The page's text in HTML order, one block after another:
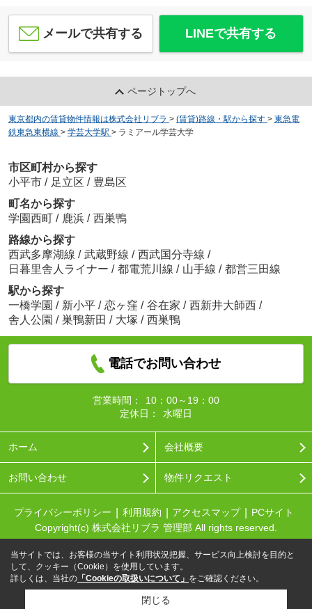
メールで共有する LINEで共有する
ページトップへ
東京都内の賃貸物件情報は株式会社リブラ > (賃貸)路線・駅から探す > 東急電
鉄東急東横線 > 学芸大学駅 > ラミアール学芸大学
市区町村から探す
小平市 / 足立区 / 豊島区
町名から探す
学園西町 / 鹿浜 / 西巣鴨
路線から探す
西武多摩湖線 / 武蔵野線 / 西武国分寺線 /
日暮里舎人ライナー / 都電荒川線 / 山手線 / 都営三田線
駅から探す
一橋学園 / 新小平 / 恋ヶ窪 / 谷在家 / 西新井大師西 /
舎人公園 / 巣鴨新田 / 大塚 / 西巣鴨
電話でお問い合わせ
営業時間：
10：00～19：00
定休日：
水曜日
ホーム 会社概要
お問い合わせ 物件リクエスト
プライバシーポリシー 利用規約 アクセスマップ
PCサイト
Copyright(c) 株式会社リブラ 管理部 All rights reserved.
当サイトでは、お客様の当サイト利用状況把握、サービス向上検討を目的と
して、クッキー（Cookie）を使用しています。
詳しくは、当社の 「Cookieの取扱いについて」 をご確認ください。
閉じる